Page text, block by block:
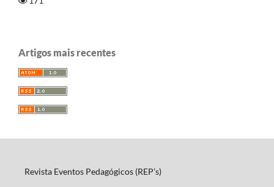
Artigos mais recentes
Revista Eventos Pedagógicos (REP’s)